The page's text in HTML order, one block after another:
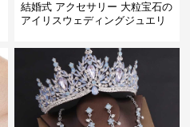
結婚式 アクセサリー 大粒宝石の
アイリスウェディングジュエリ